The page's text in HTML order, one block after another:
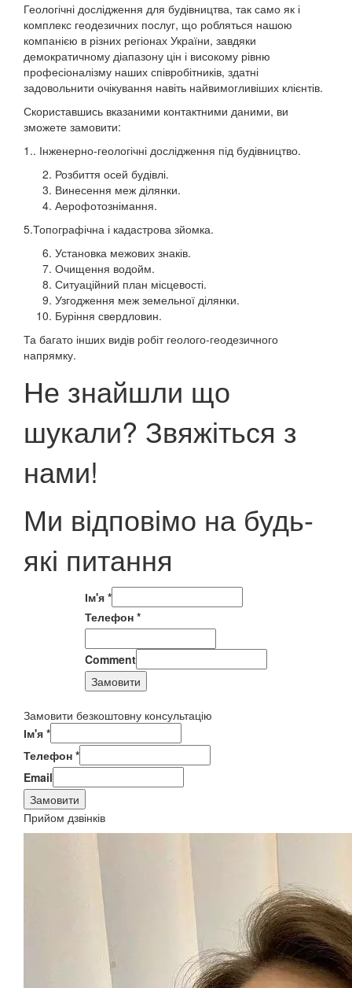
Геологічні дослідження для будівництва, так само як і
комплекс геодезичних послуг, що робляться нашою
компанією в різних регіонах України, завдяки
демократичному діапазону цін і високому рівню
професіоналізму наших співробітників, здатні
задовольнити очікування навіть найвимогливіших клієнтів.
Скориставшись вказаними контактними даними, ви
зможете замовити:
1.. Інженерно-геологічні дослідження під будівництво.
Розбиття осей будівлі.
Винесення меж ділянки.
Аерофотознімання.
5.Топографічна і кадастрова зйомка.
Установка межових знаків.
Очищення водойм.
Ситуаційний план місцевості.
Узгодження меж земельної ділянки.
Буріння свердловин.
Та багато інших видів робіт геолого-геодезичного
напрямку.
Не знайшли що
шукали? Звяжіться з
нами!
Ми відповімо на будь-
які питання
Ім'я *
Телефон *
Comment
Замовити
Замовити безкоштовну консультацію
Ім'я *
Телефон *
Email
Замовити
Прийом дзвінків